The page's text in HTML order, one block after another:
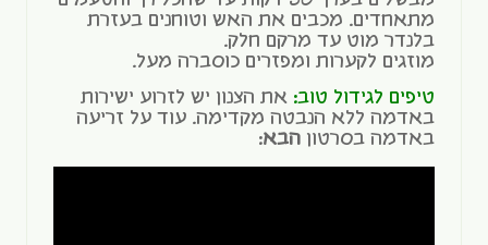
מתאחדים. מכבים את האש וטוחנים בעזרת
בלנדר מוט עד מרקם חלק.
מוזגים לקערות ומפזרים כוסברה מעל.
טיפים לגידול טוב: את הצנון יש לזרוע ישירות
באדמה ללא הנבטה מקדימה. עוד על זריעה
באדמה בסרטון הבא: